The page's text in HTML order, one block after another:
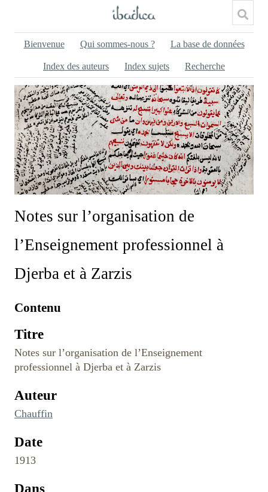
Bienvenue Qui sommes-nous ? La base de données
Index des auteurs Index sujets Recherche
Notes sur l’organisation de
l’Enseignement professionnel à
Djerba et à Zarzis
Contenu
Titre
Notes sur l’organisation de l’Enseignement
professionnel à Djerba et à Zarzis
Auteur
Chauffin
Date
1913
Dans